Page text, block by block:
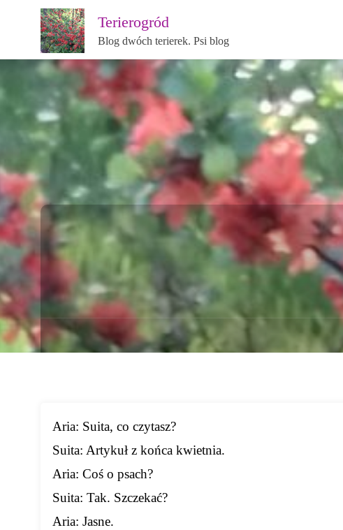
Terierogród
Blog dwóch terierek. Psi blog
Aria: Suita, co czytasz?
Suita: Artykuł z końca kwietnia.
Aria: Coś o psach?
Suita: Tak. Szczekać?
Aria: Jasne.